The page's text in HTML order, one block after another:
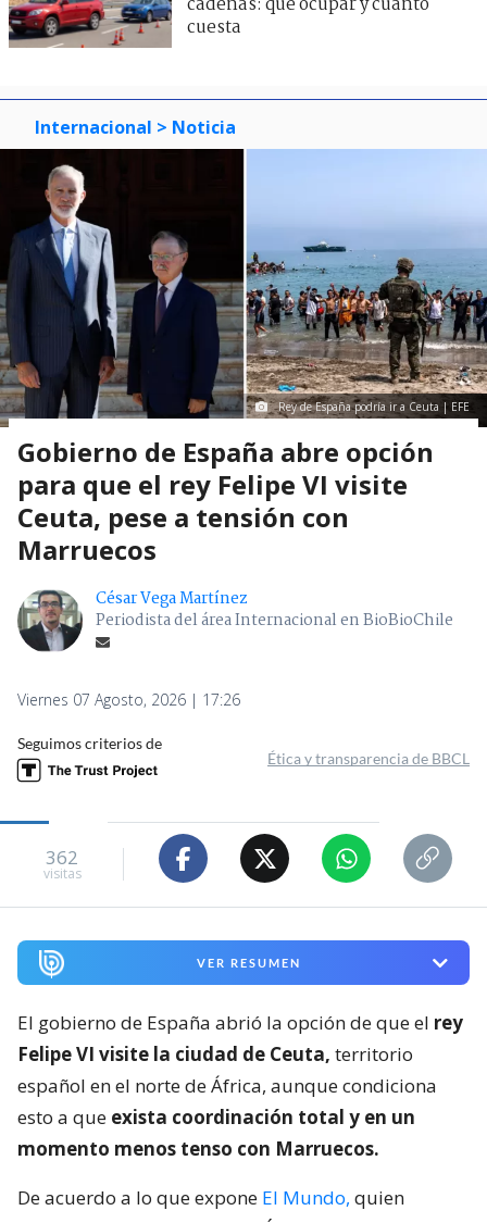
cuesta
Internacional > Noticia
Rey de España podría ir a Ceuta | EFE
Gobierno de España abre opción
para que el rey Felipe VI visite
Ceuta, pese a tensión con
Marruecos
César Vega Martínez
Periodista del área Internacional en BioBioChile
Viernes 07 Agosto, 2026 | 17:26
Seguimos criterios de
Ética y transparencia de BBCL
362
visitas
VER RESUMEN
El gobierno de España abrió la opción de que el rey
Felipe VI visite la ciudad de Ceuta, territorio
español en el norte de África, aunque condiciona
esto a que exista coordinación total y en un
momento menos tenso con Marruecos.
De acuerdo a lo que expone El Mundo, quien